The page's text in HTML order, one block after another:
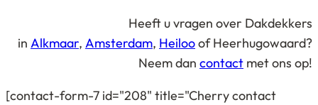
Heeft u vragen over Dakdekkers
in Alkmaar, Amsterdam, Heilooof Heerhugowaard?
Neem dan contact met ons op!
[contact-form-7 id="208" title="Cherry contact